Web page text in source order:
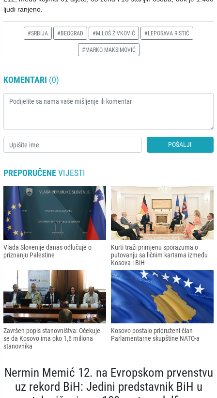
ljudi ranjeno.
#SRBIJA #BEOGRAD #MILOŠ ŽIVKOVIĆ #LEPOSAVA RISTIĆ
#MARKO MAKSIMOVIĆ
KOMENTARI (0)
POŠALJI
PREPORUČENEVIJESTI
Vlada Slovenije danas odlučuje o
priznanju Palestine
Kurti traži primjenu sporazuma o
putovanju sa ličnim kartama između
Kosova i BiH
Završen popis stanovništva: Očekuje
se da Kosovo ima oko 1,6 miliona
stanovnika
Kosovo postalo pridruženi član
Parlamentarne skupštine NATO-a
Nermin Memić 12. na Evropskom prvenstvu
uz rekord BiH: Jedini predstavnik BiH u